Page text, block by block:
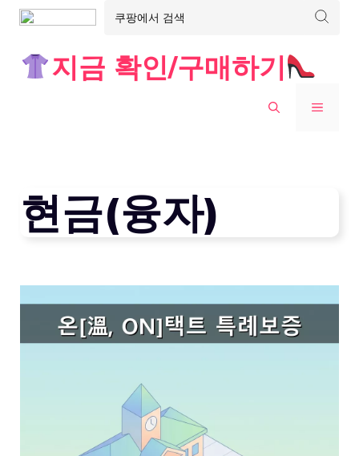
지금 확인/구매하기
MENU
현금(융자)